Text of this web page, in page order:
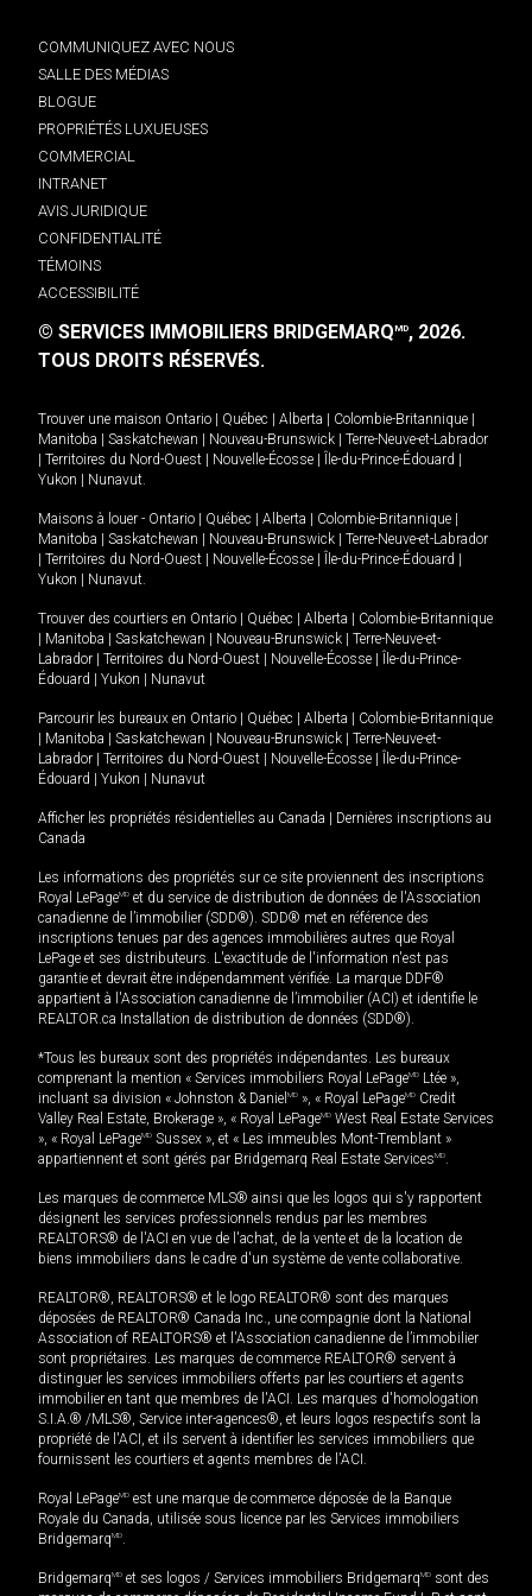
COMMUNIQUEZ AVEC NOUS
SALLE DES MÉDIAS
BLOGUE
PROPRIÉTÉS LUXUEUSES
COMMERCIAL
INTRANET
AVIS JURIDIQUE
CONFIDENTIALITÉ
TÉMOINS
ACCESSIBILITÉ
© SERVICES IMMOBILIERS BRIDGEMARQMD, 2026.
TOUS DROITS RÉSERVÉS.
Trouver une maison Ontario Québec Alberta Colombie-Britannique
Manitoba
Saskatchewan Nouveau-Brunswick
Terre-Neuve-et-Labrador
Territoires du Nord-Ouest Nouvelle-Écosse Île-du-Prince-Édouard
Yukon
Nunavut.
Maisons à louer - Ontario Québec Alberta Colombie-Britannique
Manitoba
Saskatchewan Nouveau-Brunswick
Terre-Neuve-et-Labrador
Territoires du Nord-Ouest Nouvelle-Écosse Île-du-Prince-Édouard
Yukon
Nunavut.
Trouver des courtiers en Ontario Québec Alberta
Colombie-Britannique
Manitoba Saskatchewan Nouveau-Brunswick
Terre-Neuve-et-
Labrador
Territoires du Nord-Ouest Nouvelle-Écosse
Île-du-Prince-
Édouard
Yukon Nunavut
Parcourir les bureaux en Ontario Québec Alberta
Colombie-Britannique
Manitoba Saskatchewan Nouveau-Brunswick
Terre-Neuve-et-
Labrador
Territoires du Nord-Ouest Nouvelle-Écosse
Île-du-Prince-
Édouard
Yukon Nunavut
Afficher les propriétés résidentielles au Canada
Dernières inscriptions au
Canada
Les informations des propriétés sur ce site proviennent des inscriptions
Royal LePageMD et du service de distribution de données de l'Association
canadienne de l’immobilier (SDD®). SDD® met en référence des
inscriptions tenues par des agences immobilières autres que Royal
LePage et ses distributeurs. L'exactitude de l'information n'est pas
garantie et devrait être indépendamment vérifiée. La marque DDF®
appartient à l'Association canadienne de l’immobilier (ACI) et identifie le
REALTOR.ca Installation de distribution de données (SDD®).
*Tous les bureaux sont des propriétés indépendantes. Les bureaux
comprenant la mention « Services immobiliers Royal LePageMD Ltée »,
incluant sa division « Johnston & Daniel MD », « Royal LePageMD Credit
Valley Real Estate, Brokerage », « Royal LePageMD West Real Estate Services
», « Royal LePageMD Sussex », et « Les immeubles Mont-Tremblant »
appartiennent et sont gérés par Bridgemarq Real Estate ServicesMD.
Les marques de commerce MLS® ainsi que les logos qui s'y rapportent
désignent les services professionnels rendus par les membres
REALTORS® de l'ACI en vue de l'achat, de la vente et de la location de
biens immobiliers dans le cadre d'un système de vente collaborative.
REALTOR®, REALTORS® et le logo REALTOR® sont des marques
déposées de REALTOR® Canada Inc., une compagnie dont la National
Association of REALTORS® et l'Association canadienne de l’immobilier
sont propriétaires. Les marques de commerce REALTOR® servent à
distinguer les services immobiliers offerts par les courtiers et agents
immobilier en tant que membres de l'ACI. Les marques d'homologation
S.I.A.® /MLS®, Service inter-agences®, et leurs logos respectifs sont la
propriété de l'ACI, et ils servent à identifier les services immobiliers que
fournissent les courtiers et agents membres de l'ACI.
Royal LePageMD est une marque de commerce déposée de la Banque
Royale du Canada, utilisée sous licence par les Services immobiliers
BridgemarqMD.
BridgemarqMD et ses logos / Services immobiliers BridgemarqMD sont des